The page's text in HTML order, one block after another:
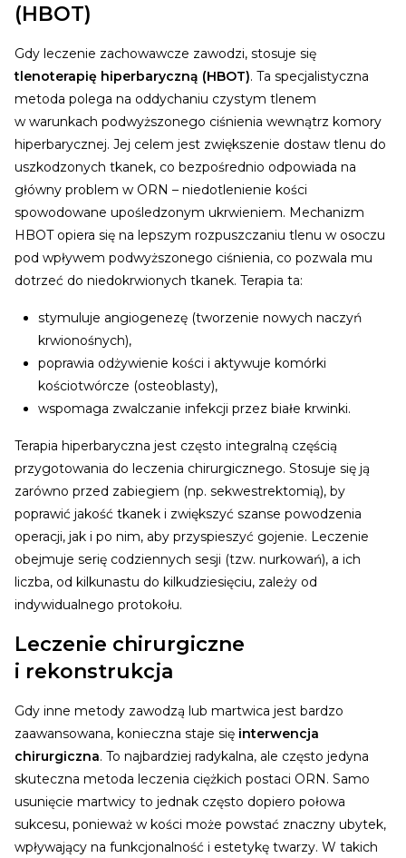
(HBOT)
Gdy leczenie zachowawcze zawodzi, stosuje się
tlenoterapię hiperbaryczną (HBOT). Ta specjalistyczna
metoda polega na oddychaniu czystym tlenem
w warunkach podwyższonego ciśnienia wewnątrz komory
hiperbarycznej. Jej celem jest zwiększenie dostaw tlenu do
uszkodzonych tkanek, co bezpośrednio odpowiada na
główny problem w ORN – niedotlenienie kości
spowodowane upośledzonym ukrwieniem. Mechanizm
HBOT opiera się na lepszym rozpuszczaniu tlenu w osoczu
pod wpływem podwyższonego ciśnienia, co pozwala mu
dotrzeć do niedokrwionych tkanek. Terapia ta:
stymuluje angiogenezę (tworzenie nowych naczyń
krwionośnych),
poprawia odżywienie kości i aktywuje komórki
kościotwórcze (osteoblasty),
wspomaga zwalczanie infekcji przez białe krwinki.
Terapia hiperbaryczna jest często integralną częścią
przygotowania do leczenia chirurgicznego. Stosuje się ją
zarówno przed zabiegiem (np. sekwestrektomią), by
poprawić jakość tkanek i zwiększyć szanse powodzenia
operacji, jak i po nim, aby przyspieszyć gojenie. Leczenie
obejmuje serię codziennych sesji (tzw. nurkowań), a ich
liczba, od kilkunastu do kilkudziesięciu, zależy od
indywidualnego protokołu.
Leczenie chirurgiczne
i rekonstrukcja
Gdy inne metody zawodzą lub martwica jest bardzo
zaawansowana, konieczna staje się interwencja
chirurgiczna. To najbardziej radykalna, ale często jedyna
skuteczna metoda leczenia ciężkich postaci ORN. Samo
usunięcie martwicy to jednak często dopiero połowa
sukcesu, ponieważ w kości może powstać znaczny ubytek,
wpływający na funkcjonalność i estetykę twarzy. W takich